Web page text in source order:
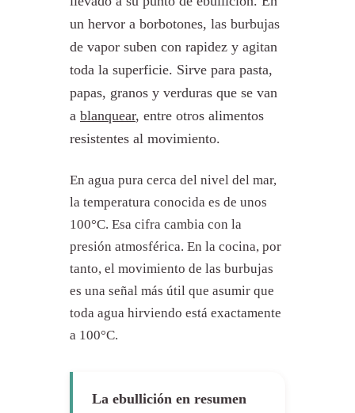
un hervor a borbotones, las burbujas
de vapor suben con rapidez y agitan
toda la superficie. Sirve para pasta,
papas, granos y verduras que se van
a blanquear, entre otros alimentos
resistentes al movimiento.
En agua pura cerca del nivel del mar,
la temperatura conocida es de unos
100°C. Esa cifra cambia con la
presión atmosférica. En la cocina, por
tanto, el movimiento de las burbujas
es una señal más útil que asumir que
toda agua hirviendo está exactamente
a 100°C.
La ebullición en resumen